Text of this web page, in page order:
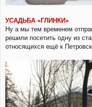
УСАДЬБА «ГЛИНКИ»
Ну а мы тем временем
решили посетить одну из
относящихся ещё к